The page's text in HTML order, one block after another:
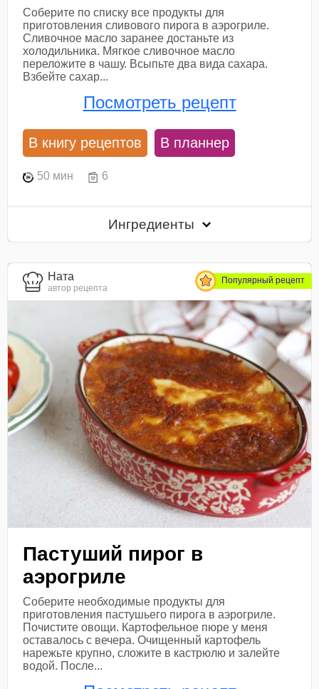
Соберите по списку все продукты для
приготовления сливового пирога в аэрогриле.
Сливочное масло заранее достаньте из
холодильника. Мягкое сливочное масло
переложите в чашу. Всыпьте два вида сахара.
Взбейте сахар...
Посмотреть рецепт
В книгу рецептов В планнер
50 мин 6
Ингредиенты
Ната
автор рецепта
Популярный рецепт
Пастуший пирог в
аэрогриле
Соберите необходимые продукты для
приготовления пастушьего пирога в аэрогриле.
Почистите овощи. Картофельное пюре у меня
оставалось с вечера. Очищенный картофель
нарежьте крупно, сложите в кастрюлю и залейте
водой. После...